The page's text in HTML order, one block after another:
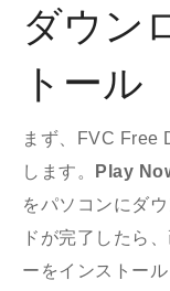
ダウン
トール
まず、FVC Free
します。
Play
をパソコンにダ
ドが完了したら
ーをインストール